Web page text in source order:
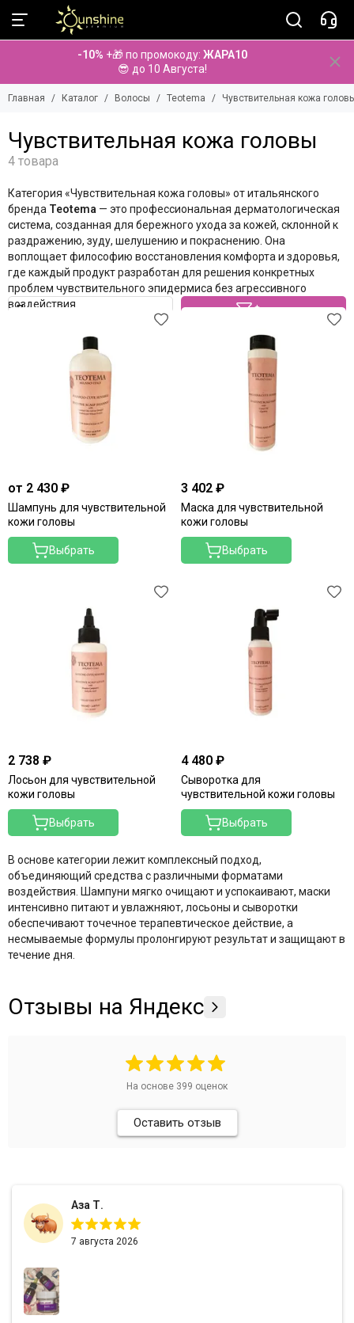
Волосы
Смотреть все товары
Barex
Brelil Professional
Farmagan
Farmavita
Innovatis Luxury Care
Iraltone
Keune
Kezy
Lebel
Seboradin
Teotema
Смотреть все товары
Восстановление
Ежедневный уход
Против перхоти
Баланс влажности
Против жирности
Укладка и фиксация волос
С аргановым маслом
Чувствительная кожа головы
Против выпадения волос
Интенсивная серия против выпадения волос
Нейтрализция оранжевых оттенков
Маски для оживления цвета
-10% +🎁 по промокоду: ЖАРА10
😎 до 10 Августа!
Главная Каталог Волосы Teotema Чувствительная кожа
Чувствительная кожа головы
Категория «Чувствительная кожа головы» от итальянского
бренда Teotema — это профессиональная дерматологическая
система, созданная для бережного ухода за кожей, склонной к
раздражению, зуду, шелушению и покраснению. Она
воплощает философию восстановления комфорта и здоровья,
где каждый продукт разработан для решения конкретных
проблем чувствительного эпидермиса без агрессивного
воздействия.
Фильтр
от 2 430 ₽
Шампунь для чувствительной
кожи головы
Выбрать
3 402 ₽
Маска для чувствительной
кожи головы
Выбрать
2 738 ₽
Лосьон для чувствительной
кожи головы
Выбрать
4 480 ₽
Сыворотка для
чувствительной кожи головы
Выбрать
В основе категории лежит комплексный подход,
объединяющий средства с различными форматами
воздействия. Шампуни мягко очищают и успокаивают, маски
интенсивно питают и увлажняют, лосьоны и сыворотки
обеспечивают точечное терапевтическое действие, а
несмываемые формулы пролонгируют результат и защищают в
течение дня.
Отзывы на Яндекс
На основе 399 оценок
Оставить отзыв
Аза Т.
7 августа 2026